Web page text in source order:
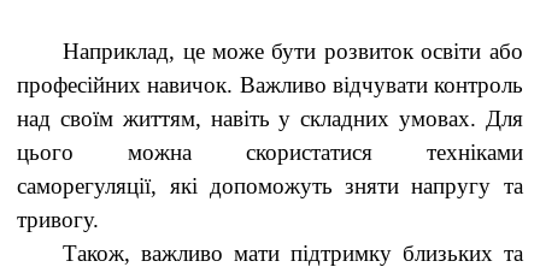
Наприклад, це може бути розвиток освіти або
професійних навичок. Важливо відчувати контроль
над своїм життям, навіть у складних умовах. Для
цього можна скористатися техніками
саморегуляції, які допоможуть зняти напругу та
тривогу.
Також, важливо мати підтримку близьких та